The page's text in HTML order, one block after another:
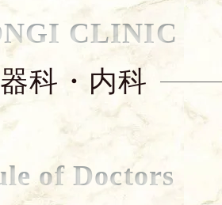
CLINIC
科・内科
of Doctors